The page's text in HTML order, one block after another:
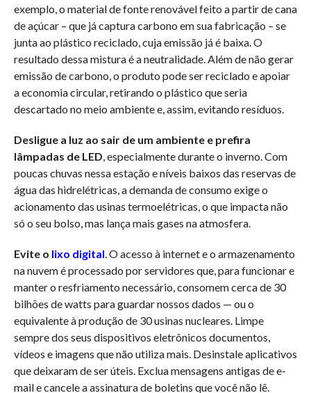
exemplo, o material de fonte renovável feito a partir de cana
de açúcar – que já captura carbono em sua fabricação – se
junta ao plástico reciclado, cuja emissão já é baixa. O
resultado dessa mistura é a neutralidade. Além de não gerar
emissão de carbono, o produto pode ser reciclado e apoiar
a economia circular, retirando o plástico que seria
descartado no meio ambiente e, assim, evitando resíduos.
Desligue a luz ao sair de um ambiente e prefira
lâmpadas de LED, especialmente durante o inverno. Com
poucas chuvas nessa estação e níveis baixos das reservas de
água das hidrelétricas, a demanda de consumo exige o
acionamento das usinas termoelétricas, o que impacta não
só o seu bolso, mas lança mais gases na atmosfera.
Evite o lixo digital. O acesso à internet e o armazenamento
na nuvem é processado por servidores que, para funcionar e
manter o resfriamento necessário, consomem cerca de 30
bilhões de watts para guardar nossos dados — ou o
equivalente à produção de 30 usinas nucleares. Limpe
sempre dos seus dispositivos eletrônicos documentos,
vídeos e imagens que não utiliza mais. Desinstale aplicativos
que deixaram de ser úteis. Exclua mensagens antigas de e-
mail e cancele a assinatura de boletins que você não lê.